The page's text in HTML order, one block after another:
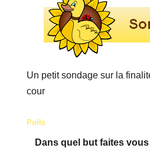
Un petit sondage sur la
cour
Polls
Dans quel but faites